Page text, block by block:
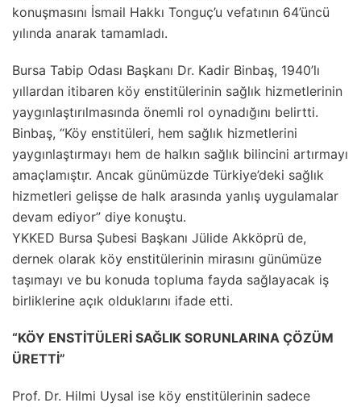
konuşmasını İsmail Hakkı Tonguç’u vefatının 64’üncü
yılında anarak tamamladı.
Bursa Tabip Odası Başkanı Dr. Kadir Binbaş, 1940’lı
yıllardan itibaren köy enstitülerinin sağlık hizmetlerinin
yaygınlaştırılmasında önemli rol oynadığını belirtti.
Binbaş, “Köy enstitüleri, hem sağlık hizmetlerini
yaygınlaştırmayı hem de halkın sağlık bilincini artırmayı
amaçlamıştır. Ancak günümüzde Türkiye’deki sağlık
hizmetleri gelişse de halk arasında yanlış uygulamalar
devam ediyor” diye konuştu.
YKKED Bursa Şubesi Başkanı Jülide Akköprü de,
dernek olarak köy enstitülerinin mirasını günümüze
taşımayı ve bu konuda topluma fayda sağlayacak iş
birliklerine açık olduklarını ifade etti.
“KÖY ENSTİTÜLERİ SAĞLIK SORUNLARINA ÇÖZÜM
ÜRETTİ”
Prof. Dr. Hilmi Uysal ise köy enstitülerinin sadece